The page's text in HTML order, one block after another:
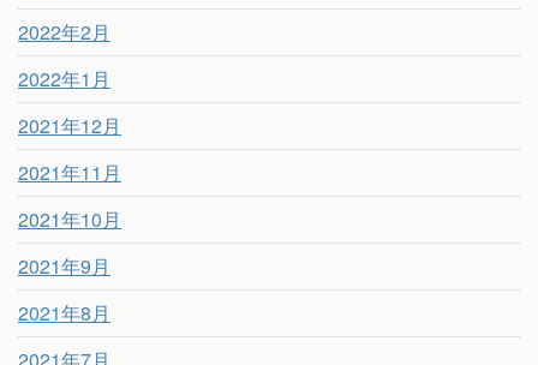
2022年2月
2022年1月
2021年12月
2021年11月
2021年10月
2021年9月
2021年8月
2021年7月